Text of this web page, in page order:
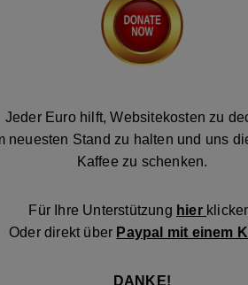
Jeder Euro hilft, Websitekosten zu
neuesten Stand zu halten und uns
Kaffee zu schenken.
Für Ihre Unterstützung hier
Oder direkt über Paypal mit einem
DANKE!